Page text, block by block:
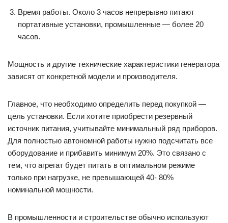
Время работы. Около 3 часов непрерывно питают
портативные установки, промышленные — более 20
часов.
Мощность и другие технические характеристики генератора
зависят от конкретной модели и производителя.
Главное, что необходимо определить перед покупкой —
цель установки. Если хотите приобрести резервный
источник питания, учитывайте минимальный ряд приборов.
Для полностью автономной работы нужно подсчитать все
оборудование и прибавить минимум 20%. Это связано с
тем, что агрегат будет питать в оптимальном режиме
только при нагрузке, не превышающей 40- 80%
номинальной мощности.
В промышленности и строительстве обычно используют